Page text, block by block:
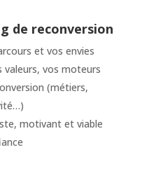
de reconversion
et vos envies
vos moteurs
(métiers,
motivant et viable